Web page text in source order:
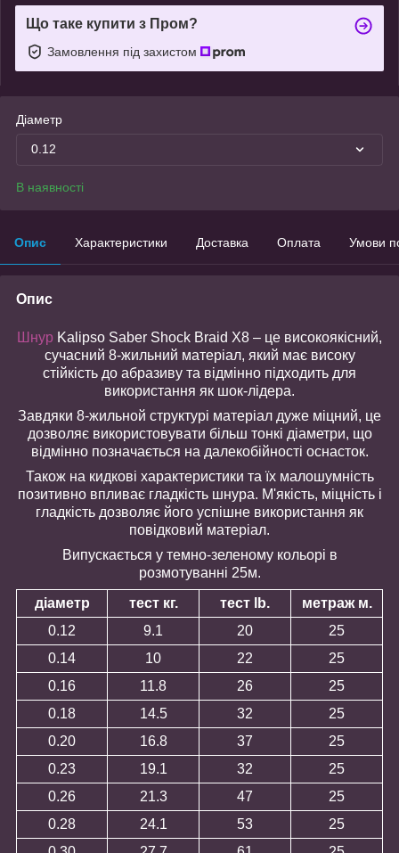
Що таке купити з Пром?
Замовлення під захистом
Діаметр
0.12
В наявності
Опис Характеристики Доставка Оплата Умови
Опис
Шнур Kalipso Saber Shock Braid X8 – це високоякісний,
сучасний 8-жильний матеріал, який має високу
стійкість до абразиву та відмінно підходить для
використання як шок-лідера.
Завдяки 8-жильной структурі матеріал дуже міцний, це
дозволяє використовувати більш тонкі діаметри, що
відмінно позначається на далекобійності оснасток.
Також на кидкові характеристики та їх малошумність
позитивно впливає гладкість шнура. М'якість, міцність і
гладкість дозволяє його успішне використання як
повідковий матеріал.
Випускається у темно-зеленому кольорі в
розмотуванні 25м.
діаметр
тест кг. тест lb.
метраж м.
0.12
9.1 20
25
0.14
10 22
25
0.16
11.8 26
25
0.18
14.5 32
25
0.20
16.8 37
25
0.23
19.1 32
25
0.26
21.3 47
25
0.28
24.1 53
25